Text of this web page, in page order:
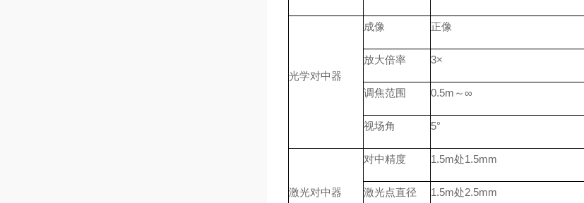
光学对中器
成像 正像
放大倍率 3×
调焦范围 0.5m～∞
视场角 5°
激光对中器
对中精度 1.5m处1.5mm
激光点直径 1.5m处2.5mm